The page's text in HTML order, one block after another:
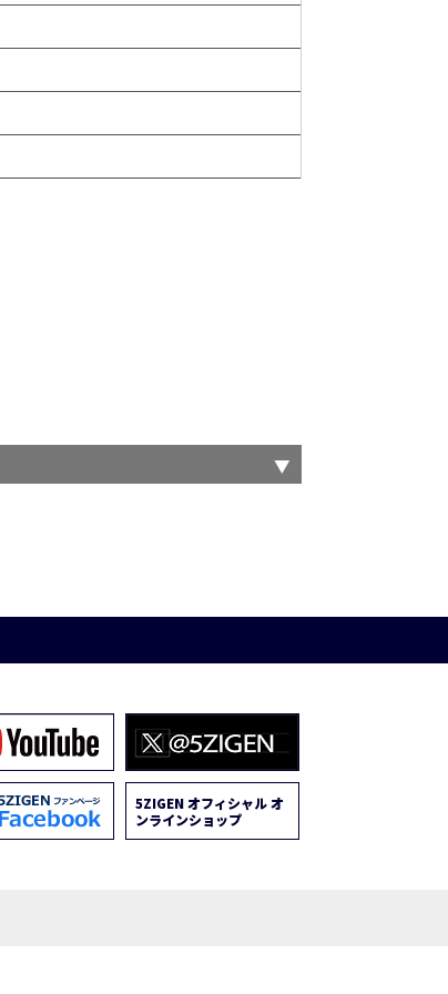
5ZIGEN オフィシャル オ
ンラインショップ